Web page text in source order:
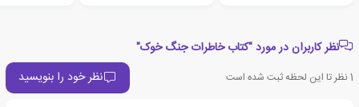
نظر کاربران در مورد "کتاب خاطرات جنگ خوک"
1نظر تا این لحظه ثبت شده است نظر خود را بنویسید